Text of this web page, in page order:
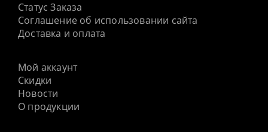
Статус Заказа
Соглашение об использовании сайта
Доставка и оплата
Мой аккаунт
Скидки
Новости
О продукции